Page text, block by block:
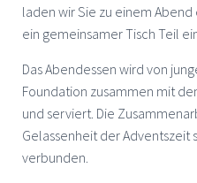
laden wir Sie zu einem Abend
ein gemeinsamer Tisch Teil
Das Abendessen wird von
Foundation zusammen mit
und serviert. Die
Gelassenheit der
verbunden.